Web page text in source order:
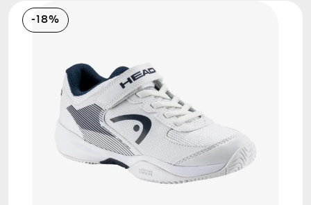
Raquetas de tenis
Comparador
Consultorio
Blog
-18%